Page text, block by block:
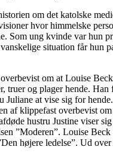
om det katolske
hvor himmelske
Som ung kvinde var hun
situation får hun
om at Louise
truer og plager hende.
Juliane at vise sig for
af klippefast overbevist
hustru Justine viser
”Moderen”. Louise
højere ledelse”. Ud